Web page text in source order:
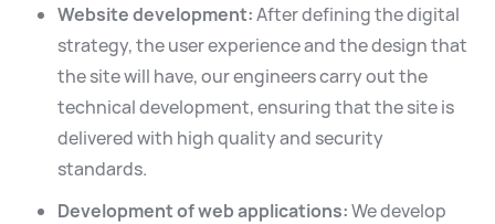
Contacto
English Español
Website development:After defining the digital
strategy, the user experience and the design that
the site will have, our engineers carry out the
technical development, ensuring that the site is
delivered with high quality and security
standards.
Development of web applications:We develop